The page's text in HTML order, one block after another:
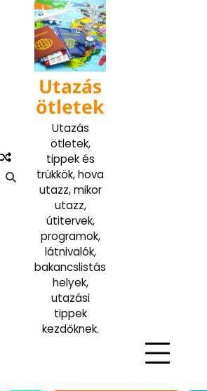
content
Utazás
ötletek
Utazás
ötletek,
tippek és
trükkök, hova
utazz, mikor
utazz,
útitervek,
programok,
látnivalók,
bakancslistás
helyek,
utazási
tippek
kezdőknek.